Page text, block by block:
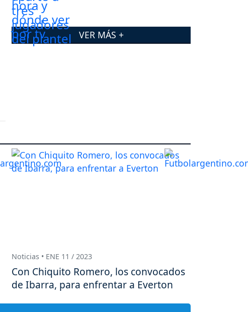
VER MÁS +
Noticias • ENE 11 / 2023
Con Chiquito Romero, los convocados
de Ibarra, para enfrentar a Everton